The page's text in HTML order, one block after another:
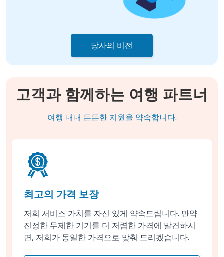
당사의 비전
고객과 함께하는 여행 파트너
여행 내내 든든한 지원을 약속합니다.
최고의 가격 보장
저희 서비스 가치를 자신 있게 약속드립니다. 만약
진정한 무제한 기기를 더 저렴한 가격에 발견하시
면, 저희가 동일한 가격으로 맞춰 드리겠습니다.